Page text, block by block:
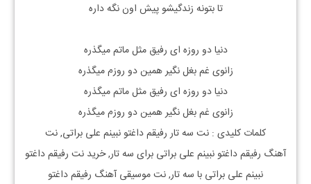
تا بتونه زندگیشو پیش اون نگه داره
دنیا دو روزه ای رفیق مثل ماتم میگذره
زانوی غم بغل نگیر همین دو روزم میگذره
دنیا دو روزه ای رفیق مثل ماتم میگذره
زانوی غم بغل نگیر همین دو روزم میگذره
کلمات کلیدی : نت سه تاررفیقم داغتو نبینم علی براتی, نت
آهنگ رفیقم داغتو نبینم علی براتی برای سه تار, خرید نت رفیقم داغتو
نبینم علی براتی با سه تار, نت موسیقی آهنگ رفیقم داغتو